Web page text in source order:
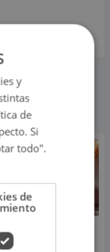
está
de su
y
de
Si
todo".
de